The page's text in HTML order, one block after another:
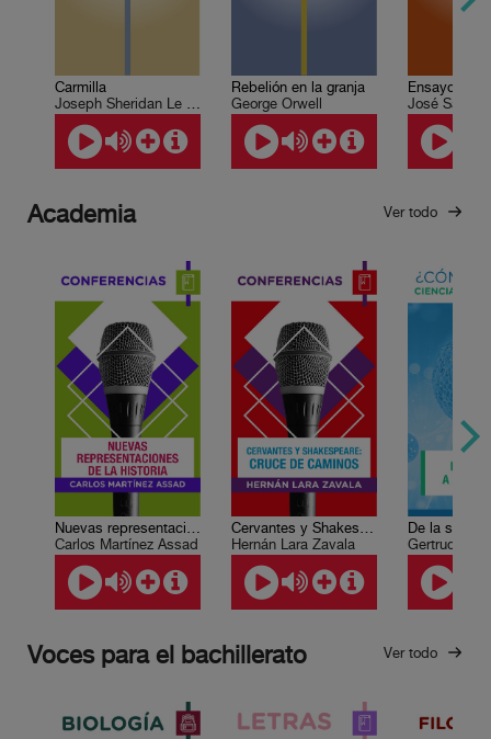
Carmilla
Joseph Sheridan Le Fanu
Rebelión en la granja
George Orwell
José
Academia Ver todo
Nuevas representaciones de la historia
Carlos Martínez Assad
Cervantes y Shakespeare: cruce de caminos
Hernán Lara Zavala
Gertrudis
Voces para el bachillerato Ver todo